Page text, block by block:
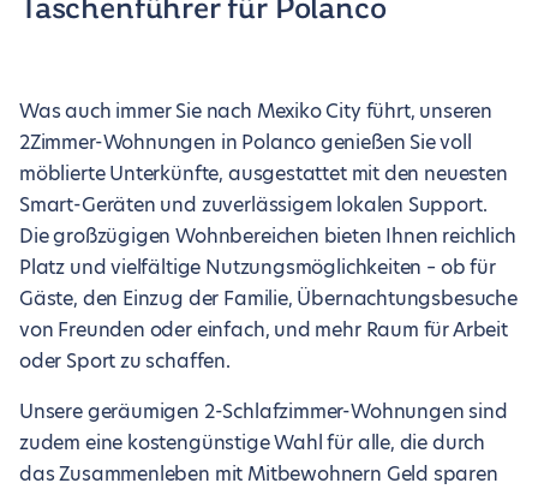
Taschenführer für Polanco
Was auch immer Sie nach Mexiko City führt, unseren
2Zimmer-Wohnungen in Polanco genießen Sie voll
möblierte Unterkünfte, ausgestattet mit den neuesten
Smart-Geräten und zuverlässigem lokalen Support.
Die großzügigen Wohnbereichen bieten Ihnen reichlich
Platz und vielfältige Nutzungsmöglichkeiten – ob für
Gäste, den Einzug der Familie, Übernachtungsbesuche
von Freunden oder einfach, und mehr Raum für Arbeit
oder Sport zu schaffen.
Unsere geräumigen 2-Schlafzimmer-Wohnungen sind
zudem eine kostengünstige Wahl für alle, die durch
das Zusammenleben mit Mitbewohnern Geld sparen